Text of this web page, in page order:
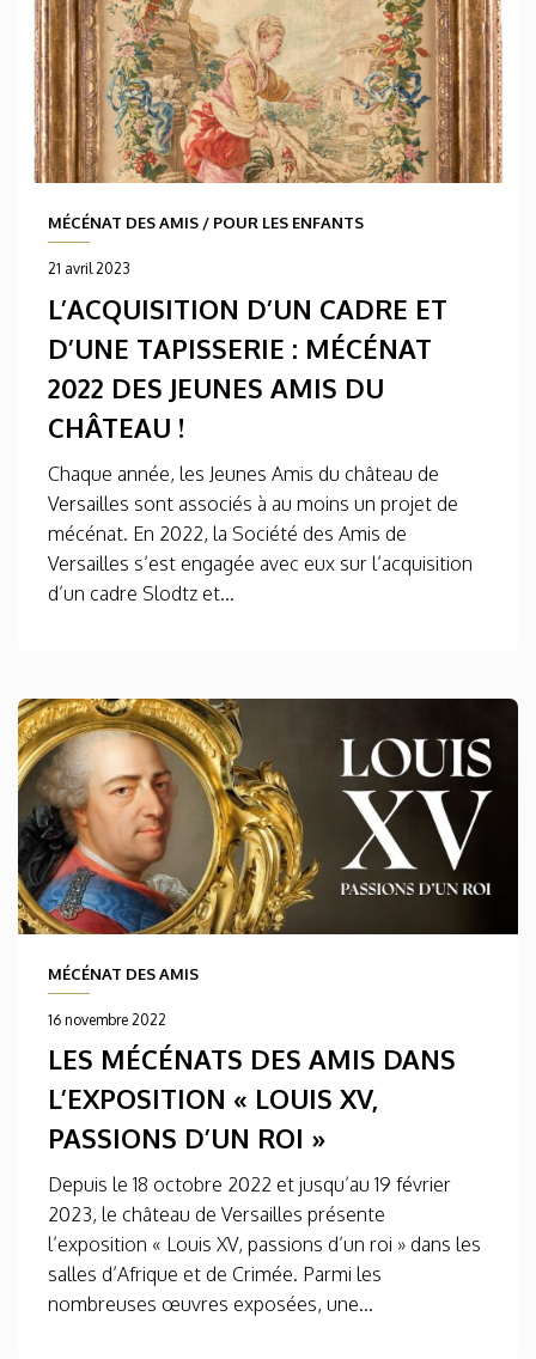
MÉCÉNAT DES AMIS / POUR LES ENFANTS
21 avril 2023
L’ACQUISITION D’UN CADRE ET
D’UNE TAPISSERIE : MÉCÉNAT
2022 DES JEUNES AMIS DU
CHÂTEAU !
Chaque année, les Jeunes Amis du château de
Versailles sont associés à au moins un projet de
mécénat. En 2022, la Société des Amis de
Versailles s’est engagée avec eux sur l’acquisition
d’un cadre Slodtz et...
MÉCÉNAT DES AMIS
16 novembre 2022
LES MÉCÉNATS DES AMIS DANS
L’EXPOSITION « LOUIS XV,
PASSIONS D’UN ROI »
Depuis le 18 octobre 2022 et jusqu’au 19 février
2023, le château de Versailles présente
l’exposition « Louis XV, passions d’un roi » dans les
salles d’Afrique et de Crimée. Parmi les
nombreuses œuvres exposées, une...